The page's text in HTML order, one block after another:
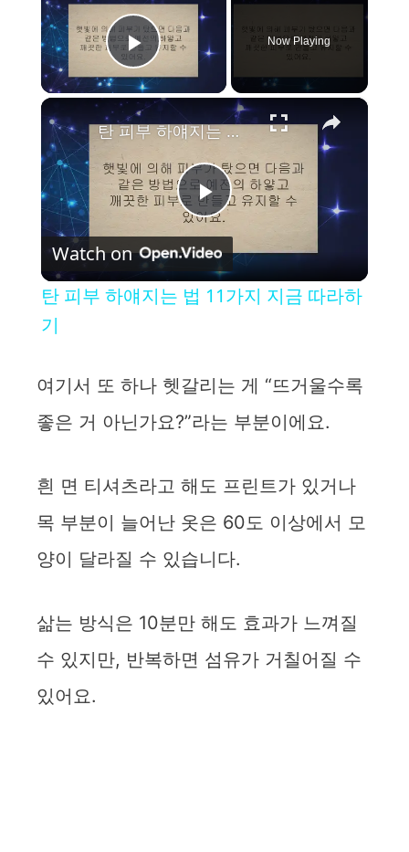
Play Video
Now Playing
×
P
l
y
V
i
d
o
탄 피부 하얘지는 법 11가지 지금 따라하기
Watch on
탄 피부 하얘지는 법 11가지 지금 따라하
기
여기서 또 하나 헷갈리는 게 “뜨거울수록
좋은 거 아닌가요?”라는 부분이에요.
흰 면 티셔츠라고 해도 프린트가 있거나
목 부분이 늘어난 옷은 60도 이상에서 모
양이 달라질 수 있습니다.
삶는 방식은 10분만 해도 효과가 느껴질
수 있지만, 반복하면 섬유가 거칠어질 수
있어요.